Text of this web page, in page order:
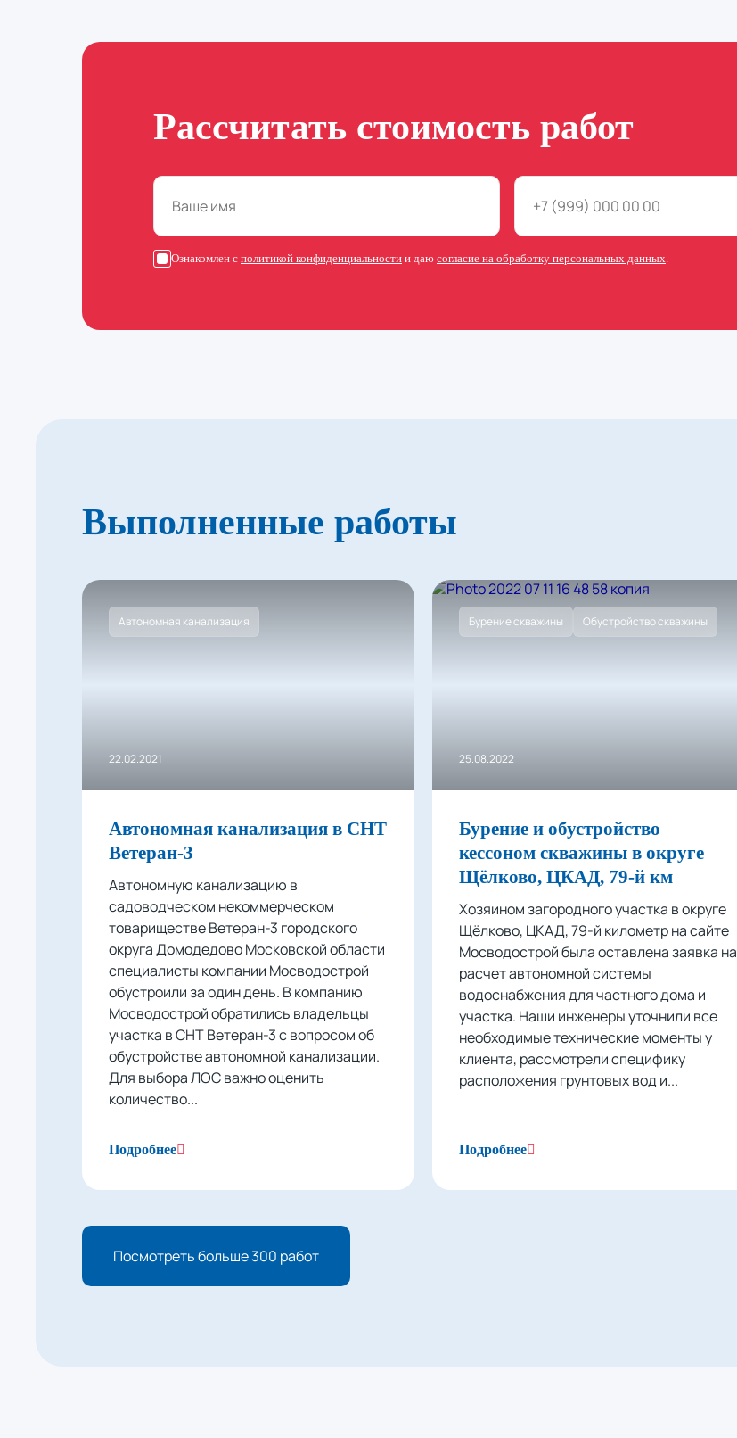
Рассчитать стоимость работ
Ознакомлен с политикой конфиденциальности и даю согласие на обработку персональных данных.
Выполненные работы
Автономная канализация
22.02.2021
Автономная канализация в СНТ
Ветеран-3
Автономную канализацию в
садоводческом некоммерческом
товариществе Ветеран-3 городского
округа Домодедово Московской области
специалисты компании Мосводострой
обустроили за один день. В компанию
Мосводострой обратились владельцы
участка в СНТ Ветеран-3 с вопросом об
обустройстве автономной канализации.
Для выбора ЛОС важно оценить
количество...
Подробнее
Бурение скважины Обустройство скважины
25.08.2022
Бурение и обустройство
кессоном скважины в округе
Щёлково, ЦКАД, 79-й км
Хозяином загородного участка в округе
Щёлково, ЦКАД, 79-й километр на сайте
Мосводострой была оставлена заявка на
расчет автономной системы
водоснабжения для частного дома и
участка. Наши инженеры уточнили все
необходимые технические моменты у
клиента, рассмотрели специфику
расположения грунтовых вод и...
Подробнее
Посмотреть больше 300 работ